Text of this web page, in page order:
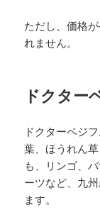
ただし、価格
れません。
ドクター
ドクターベジ
葉、ほうれん
も、リンゴ、
ーツなど、九
ます。